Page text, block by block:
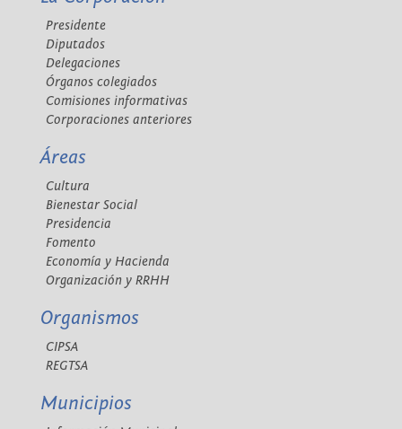
Presidente
Diputados
Delegaciones
Órganos colegiados
Comisiones informativas
Corporaciones anteriores
Áreas
Cultura
Bienestar Social
Presidencia
Fomento
Economía y Hacienda
Organización y RRHH
Organismos
CIPSA
REGTSA
Municipios